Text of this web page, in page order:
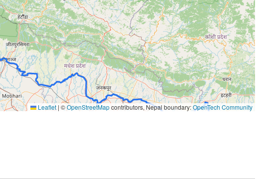
Leaflet |©OpenStreetMapcontributors, Nepal boundary:OpenTech Community